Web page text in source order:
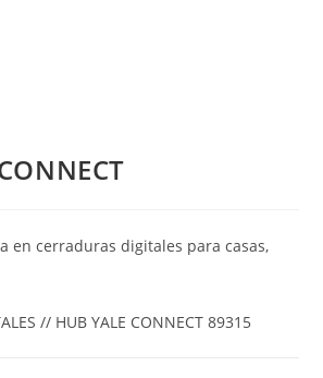
en cerraduras digitales para casas,
// HUB YALE CONNECT 89315